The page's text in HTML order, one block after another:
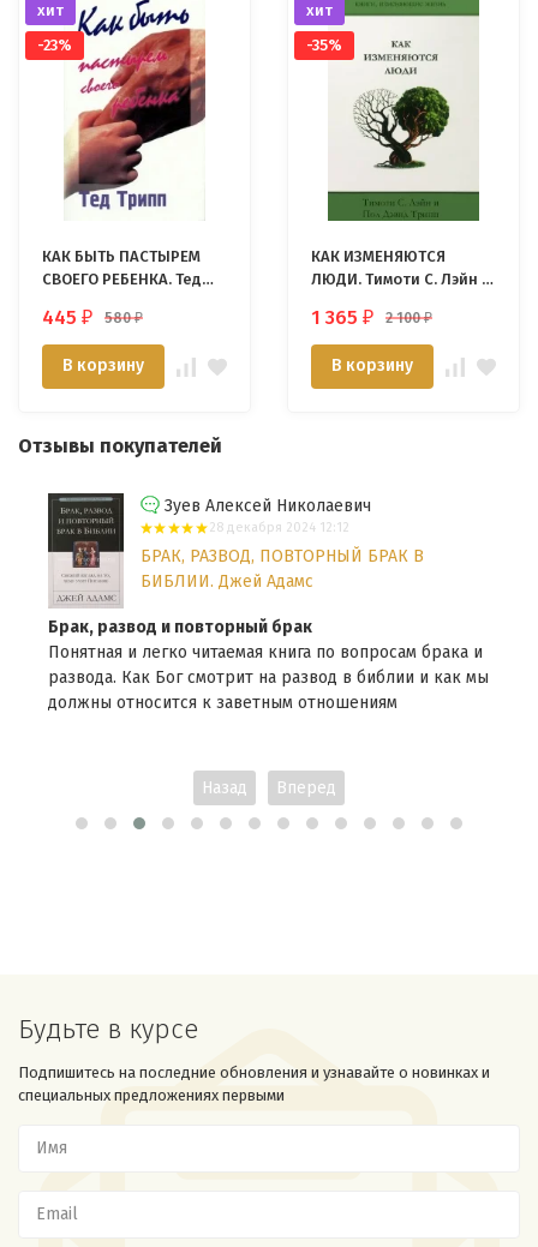
хит
-23%
КАК БЫТЬ ПАСТЫРЕМ
СВОЕГО РЕБЕНКА. Тед
445 ₽ 580₽
В корзину
хит
-35%
КАК ИЗМЕНЯЮТСЯ
ЛЮДИ. Тимоти С. Лэйн и
1 365 ₽ 2 100₽
В корзину
Отзывы покупателей
Зуев Алексей Николаевич
28 декабря 2024 12:12
БРАК, РАЗВОД, ПОВТОРНЫЙ БРАК В
БИБЛИИ. Джей Адамс
Брак, развод и повторный брак
Понятная и легко читаемая книга по вопросам брака и
развода. Как Бог смотрит на развод в библии и как мы
должны относится к заветным отношениям
Назад Вперед
Будьте в курсе
Подпишитесь на последние обновления и узнавайте о новинках и
специальных предложениях первыми